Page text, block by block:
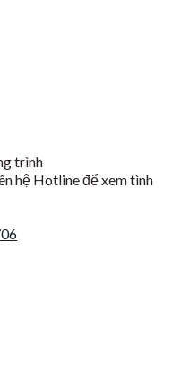
trình
hệ Hotline để xem tình